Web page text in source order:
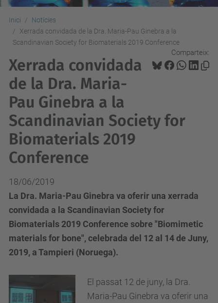
Inici
Notícies
Xerrada convidada de la Dra. Maria-Pau Ginebra a la
Scandinavian Society for Biomaterials 2019 Conference
Comparteix:
Xerrada convidada
de la Dra. Maria-
Pau Ginebra a la
Scandinavian Society for
Biomaterials 2019
Conference
18/06/2019
La Dra. Maria-Pau Ginebra va oferir una xerrada
convidada a la Scandinavian Society for
Biomaterials 2019 Conference sobre "Biomimetic
materials for bone", celebrada del 12 al 14 de Juny,
2019, a Tampieri (Noruega).
El passat 12 de juny, la Dra.
Maria-Pau Ginebra va oferir una